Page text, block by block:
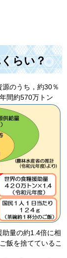
らい？
のうち，約30％
間約570万トン
量の約1.4倍に相
飯を捨てているこ